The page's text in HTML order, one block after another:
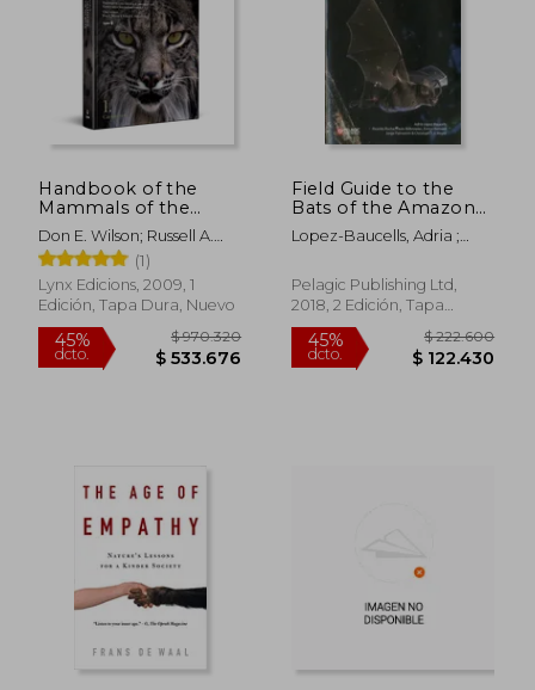
45%
dcto.
$ 124.339
$ 68.386
45%
dcto. $
Handbook of the
Mammals of the
World. Volume 1:
Carnivores (en Inglés)
Don E. Wilson; Russell A.
Mittermeier (ed.); Toni
Llobet (ill.)
(1)
Lynx Edicions, 2009, 1
Edición, Tapa Dura, Nuevo
Field Guide to the
Bats of the Amazon
(en Inglés)
Lopez-Baucells, Adria ;
Bobrowiec, Paulo
Pelagic Publishing Ltd,
2018, 2 Edición, Tapa
Blanda, Nuevo